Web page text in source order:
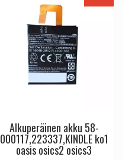
Alkuperäinen akku 58-
000117,223337,KINDLE ko1
oasis osics2 osics3